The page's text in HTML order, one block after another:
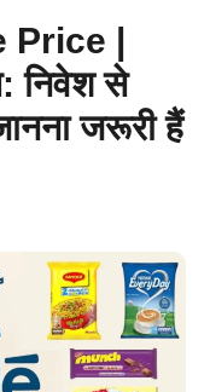
Price |
निवेश से
जरूरी हैं